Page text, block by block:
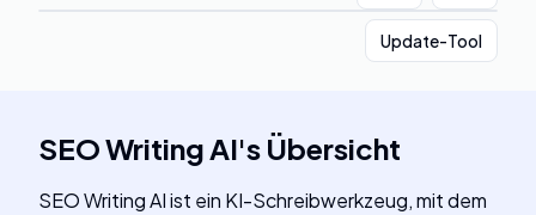
Update-Tool
SEO Writing AI's Übersicht
SEO Writing AI ist ein KI-Schreibwerkzeug, mit dem